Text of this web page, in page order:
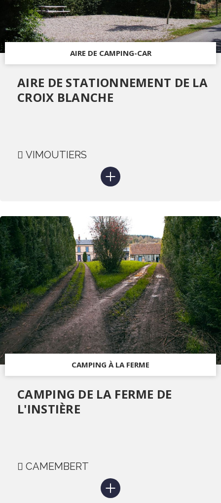
AIRE DE CAMPING-CAR
AIRE DE STATIONNEMENT DE LA
CROIX BLANCHE
VIMOUTIERS
CAMPING À LA FERME
CAMPING DE LA FERME DE
L'INSTIÈRE
CAMEMBERT